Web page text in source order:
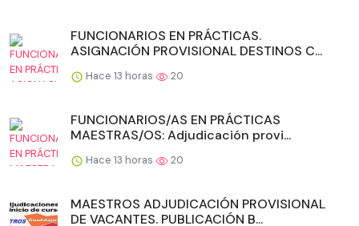
FUNCIONARIOS EN PRÁCTICAS.
ASIGNACIÓN PROVISIONAL DESTINOS C...
Hace 13 horas 20
FUNCIONARIOS/AS EN PRÁCTICAS
MAESTRAS/OS: Adjudicación provi...
Hace 13 horas 20
MAESTROS ADJUDICACIÓN PROVISIONAL
DE VACANTES. PUBLICACIÓN B...